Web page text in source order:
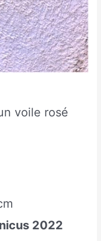
voile rosé
2022